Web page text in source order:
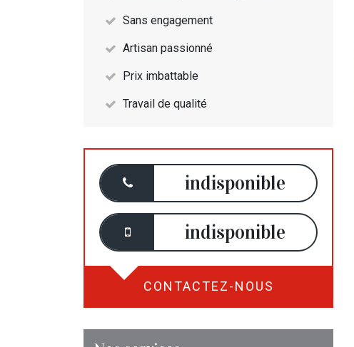
Sans engagement
Artisan passionné
Prix imbattable
Travail de qualité
indisponible
indisponible
CONTACTEZ-NOUS